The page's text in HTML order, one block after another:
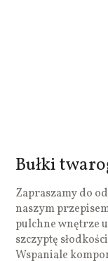
Bułki
Zapraszamy do
naszym
pulchne wnętrze
szczyptę
Wspaniale